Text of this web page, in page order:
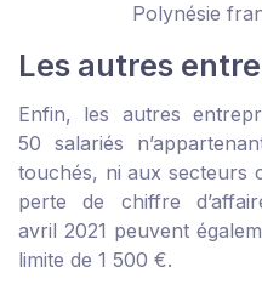
Polynésie
Les autres
Enfin, les autres
50 salariés
touchés, ni aux secteurs
perte de chiffre
avril 2021 peuvent
limite de 1 500 €.